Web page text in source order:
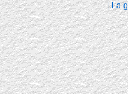
|La